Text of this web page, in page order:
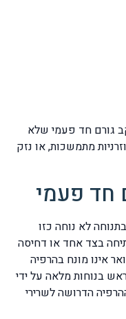
גורם חד פעמי שלא
מתמשכות, או נזק
חד פעמי
לא נוחה כזו
בצד אחד או דחיסה
אינו מונח בהרפיה
בנוחות מלאה על ידי
הדרושה לשרירי